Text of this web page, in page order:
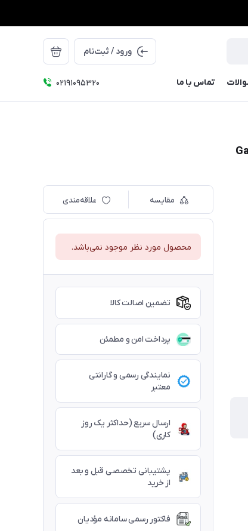
ورود / ثبت‌نام
تماس با ما ۰۲۱91095320
مقایسه علاقه‌مندی
محصول مورد نظر موجود نمی‌باشد.
تضمین اصالت کالا
پرداخت امن و مطمئن
نمایندگی رسمی و گارانتی
معتبر
ارسال سریع (حداکثر یک روز
کاری)
پشتیبانی تخصصی قبل و بعد
از خرید
فاکتور رسمی سامانه مؤدیان